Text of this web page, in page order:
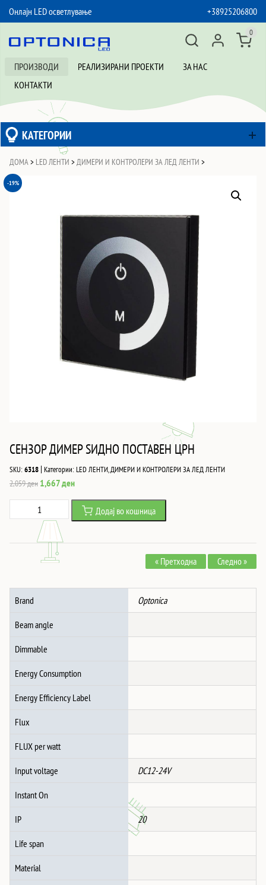
Онлајн LED осветлување
+38925206800
ПРОИЗВОДИ РЕАЛИЗИРАНИ ПРОЕКТИ
ЗА НАС
КОНТАКТИ
0
КАТЕГОРИИ
ДОМА > LED ЛЕНТИ > ДИМЕРИ И КОНТРОЛЕРИ ЗА ЛЕД ЛЕНТИ >
-19%
СЕНЗОР ДИМЕР ЅИДНО ПОСТАВЕН ЦРН
SKU:6318 | Категории:LED ЛЕНТИ,ДИМЕРИ И КОНТРОЛЕРИ ЗА ЛЕД ЛЕНТИ
2,059ден Original
was:
2,059 ден.
1,667денCurrent
price
1,667 ден.
ДИМЕР
Додај во кошница
« Претходна Следно »
Brand Optonica
Beam angle
Dimmable
Energy Consumption
Energy Efficiency Label
Flux
FLUX per watt
Input voltage DC12-24V
Instant On
IP 20
Life span
Material